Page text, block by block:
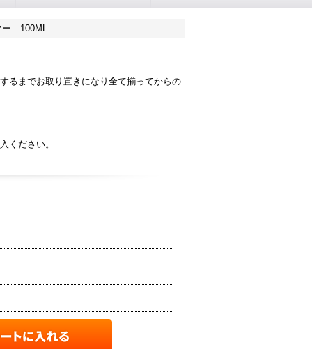
ー 100ML
るまでお取り置きになり全て揃ってからの
ください。